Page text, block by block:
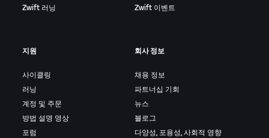
드래프팅/시팅인:
한 명 이상의 라이더가 앞뒤로 늘어서
면서도 같은 스피드를 낼 수 있습니다.
드롭:한 명의 라이더가 다른 라이더나 라이더 그룹의 속
도를 따라가지 못하고 뒤처지는 상황입니다.
필드 스프린트/번치 스프린트:레이스 결승선을 앞두고
메인 그룹 라이더들이 집단 스프린트로 경쟁하는 것입니
Zwift 러닝
Zwift 이벤트
지원
사이클링
러닝
계정 및 주문
방법 설명 영상
포럼
회사 정보
채용 정보
파트너십 기회
뉴스
블로그
다양성, 포용성, 사회적 영향